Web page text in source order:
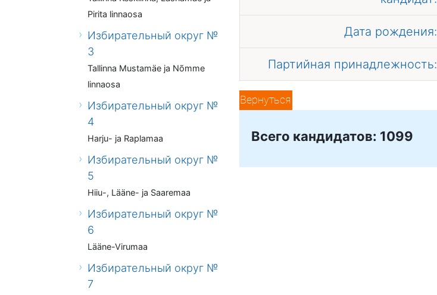
Pirita linnaosa
Избирательный округ №
3
Tallinna Mustamäe ja Nõmme
linnaosa
Избирательный округ №
4
Harju- ja Raplamaa
Избирательный округ №
5
Hiiu-, Lääne- ja Saaremaa
Избирательный округ №
6
Lääne-Virumaa
Избирательный округ №
7
Дата рождения:
Партийная принадлежность:
Вернуться
Всего кандидатов: 1099